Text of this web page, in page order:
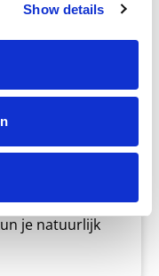
Show details
Voor sommige
niet geheime)
rode rozen of
je natuurlijk